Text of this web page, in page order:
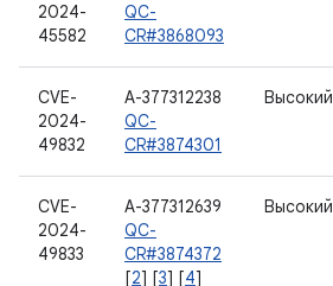
2024-
45582
QC-
CR#3868093
CVE-
2024-
49832
A-377312238
QC-
CR#3874301
Высокий
CVE-
2024-
49833
A-377312639
QC-
CR#3874372
[2] [3] [4]
Высокий